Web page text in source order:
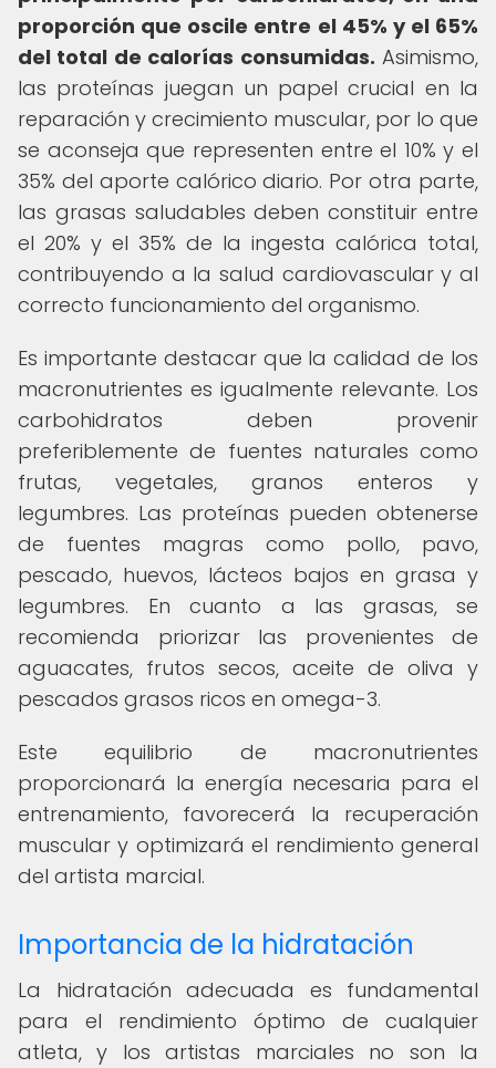
proporción que oscile entre el 45% y el 65%
del total de calorías consumidas. Asimismo,
las proteínas juegan un papel crucial en la
reparación y crecimiento muscular, por lo que
se aconseja que representen entre el 10% y el
35% del aporte calórico diario. Por otra parte,
las grasas saludables deben constituir entre
el 20% y el 35% de la ingesta calórica total,
contribuyendo a la salud cardiovascular y al
correcto funcionamiento del organismo.
Es importante destacar que la calidad de los
macronutrientes es igualmente relevante. Los
carbohidratos deben provenir
preferiblemente de fuentes naturales como
frutas, vegetales, granos enteros y
legumbres. Las proteínas pueden obtenerse
de fuentes magras como pollo, pavo,
pescado, huevos, lácteos bajos en grasa y
legumbres. En cuanto a las grasas, se
recomienda priorizar las provenientes de
aguacates, frutos secos, aceite de oliva y
pescados grasos ricos en omega-3.
Este equilibrio de macronutrientes
proporcionará la energía necesaria para el
entrenamiento, favorecerá la recuperación
muscular y optimizará el rendimiento general
del artista marcial.
Importancia de la hidratación
La hidratación adecuada es fundamental
para el rendimiento óptimo de cualquier
atleta, y los artistas marciales no son la